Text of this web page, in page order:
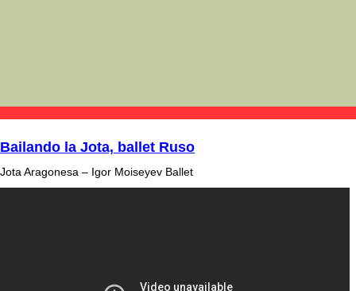
Bailando la Jota, ballet Ruso
Jota Aragonesa – Igor Moiseyev Ballet